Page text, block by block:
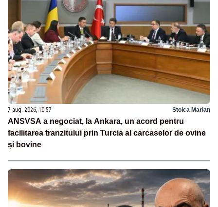
7 aug. 2026, 10:57 Stoica Marian
ANSVSA a negociat, la Ankara, un acord pentru
facilitarea tranzitului prin Turcia al carcaselor de ovine
și bovine